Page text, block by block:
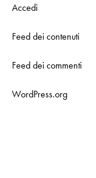
Accedi
Feed dei contenuti
Feed dei commenti
WordPress.org